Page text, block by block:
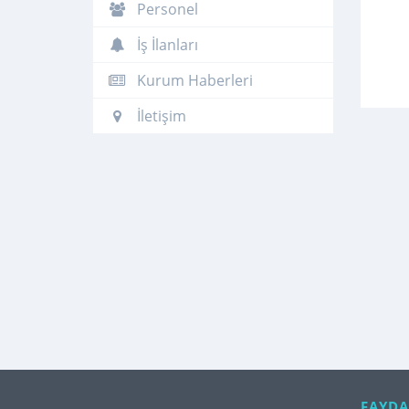
Personel
İş İlanları
Kurum Haberleri
İletişim